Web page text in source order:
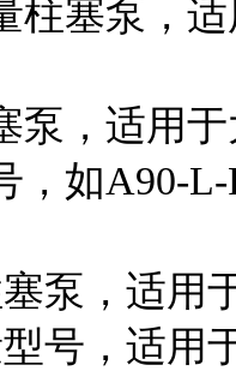
柱塞泵，
泵，适用
，如A90-
泵，适用
号，适用